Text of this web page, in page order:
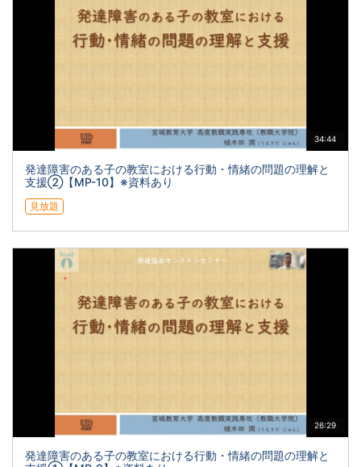
34:44
発達障害のある子の教室における行動・情緒の問題の理解と
支援②【MP-10】※資料あり
見放題
26:29
発達障害のある子の教室における行動・情緒の問題の理解と